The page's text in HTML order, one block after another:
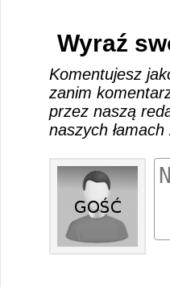
Wyraź
Komentujesz
zanim
przez naszą
naszych